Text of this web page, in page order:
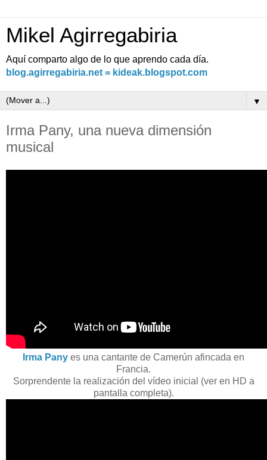
Mikel Agirregabiria
Aquí comparto algo de lo que aprendo cada día.
blog.agirregabiria.net = kideak.blogspot.com
▼
Irma Pany, una nueva dimensión
musical
Irma Pany es una cantante de Camerún afincada en
Francia.
Sorprendente la realización del vídeo inicial (ver en HD a
pantalla completa).